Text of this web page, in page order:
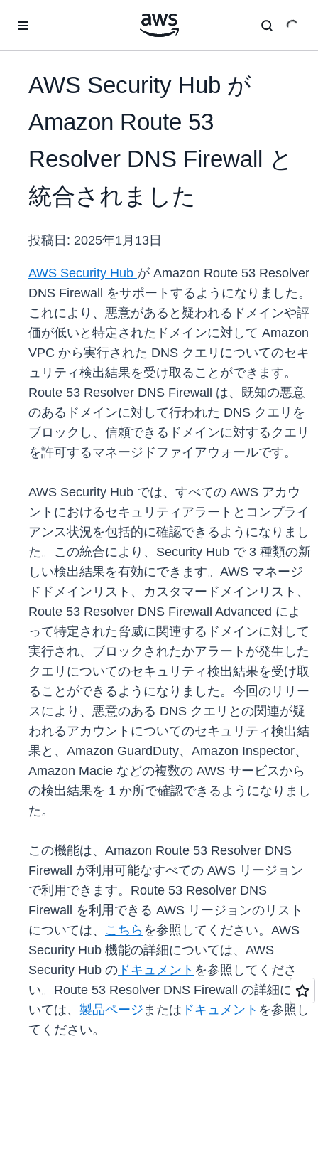
AWS Security Hub が
Amazon Route 53
Resolver DNS Firewall と
統合されました
投稿日: 2025年1月13日
AWS Security Hub が Amazon Route 53 Resolver
DNS Firewall をサポートするようになりました。
これにより、悪意があると疑われるドメインや評
価が低いと特定されたドメインに対して Amazon
VPC から実行された DNS クエリについてのセキ
ュリティ検出結果を受け取ることができます。
Route 53 Resolver DNS Firewall は、既知の悪意
のあるドメインに対して行われた DNS クエリを
ブロックし、信頼できるドメインに対するクエリ
を許可するマネージドファイアウォールです。
AWS Security Hub では、すべての AWS アカウ
ントにおけるセキュリティアラートとコンプライ
アンス状況を包括的に確認できるようになりまし
た。この統合により、Security Hub で 3 種類の新
しい検出結果を有効にできます。AWS マネージ
ドドメインリスト、カスタマードメインリスト、
Route 53 Resolver DNS Firewall Advanced によ
って特定された脅威に関連するドメインに対して
実行され、ブロックされたかアラートが発生した
クエリについてのセキュリティ検出結果を受け取
ることができるようになりました。今回のリリー
スにより、悪意のある DNS クエリとの関連が疑
われるアカウントについてのセキュリティ検出結
果と、Amazon GuardDuty、Amazon Inspector、
Amazon Macie などの複数の AWS サービスから
の検出結果を 1 か所で確認できるようになりまし
た。
この機能は、Amazon Route 53 Resolver DNS
Firewall が利用可能なすべての AWS リージョン
で利用できます。Route 53 Resolver DNS
Firewall を利用できる AWS リージョンのリスト
については、 こちら を参照してください。AWS
Security Hub 機能の詳細については、AWS
Security Hub の ドキュメント を参照してくださ
い。Route 53 Resolver DNS Firewall の詳細につ
いては、 製品ページ または ドキュメント を参照し
てください。